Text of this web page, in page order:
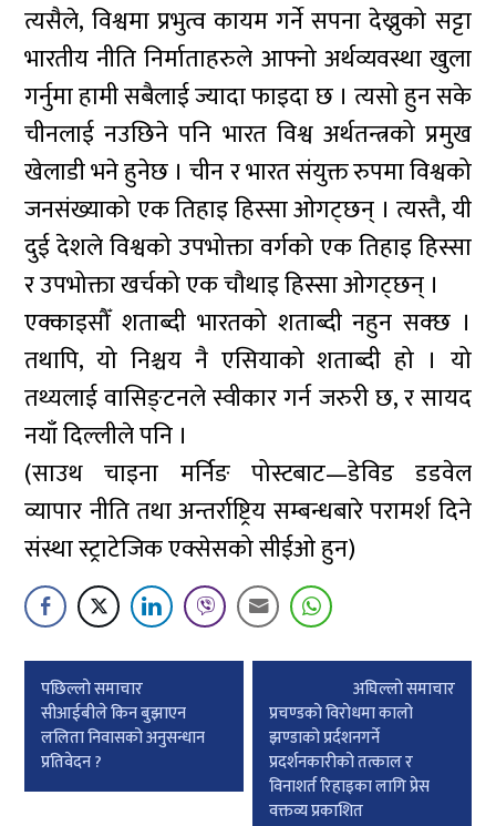
त्यसैले, विश्वमा प्रभुत्व कायम गर्ने सपना देख्नुको सट्टा
भारतीय नीति निर्माताहरुले आफ्नो अर्थव्यवस्था खुला
गर्नुमा हामी सबैलाई ज्यादा फाइदा छ । त्यसो हुन सके
चीनलाई नउछिने पनि भारत विश्व अर्थतन्त्रको प्रमुख
खेलाडी भने हुनेछ । चीन र भारत संयुक्त रुपमा विश्वको
जनसंख्याको एक तिहाइ हिस्सा ओगट्छन् । त्यस्तै, यी
दुई देशले विश्वको उपभोक्ता वर्गको एक तिहाइ हिस्सा
र उपभोक्ता खर्चको एक चौथाइ हिस्सा ओगट्छन् ।
एक्काइसौँ शताब्दी भारतको शताब्दी नहुन सक्छ ।
तथापि, यो निश्चय नै एसियाको शताब्दी हो । यो
तथ्यलाई वासिङ्टनले स्वीकार गर्न जरुरी छ, र सायद
नयाँ दिल्लीले पनि ।
(साउथ चाइना मर्निङ पोस्टबाट—डेविड डडवेल
व्यापार नीति तथा अन्तर्राष्ट्रिय सम्बन्धबारे परामर्श दिने
संस्था स्ट्राटेजिक एक्सेसको सीईओ हुन)
Post
navigation
पछिल्लाे समाचार
सीआईबीले किन बुझाएन
ललिता निवासको अनुसन्धान
प्रतिवेदन ?
अघिल्लाे समाचार
प्रचण्डको विरोधमा कालो
झण्डाको प्रर्दशनगर्ने
प्रदर्शनकारीको तत्काल र
विनाशर्त रिहाइका लागि प्रेस
वक्तव्य प्रकाशित